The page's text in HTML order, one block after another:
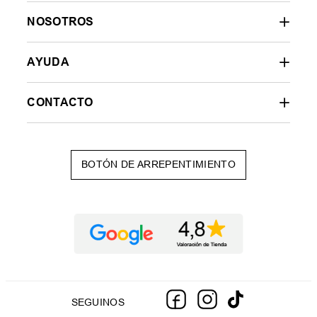
NOSOTROS
AYUDA
CONTACTO
BOTÓN DE ARREPENTIMIENTO
SEGUINOS